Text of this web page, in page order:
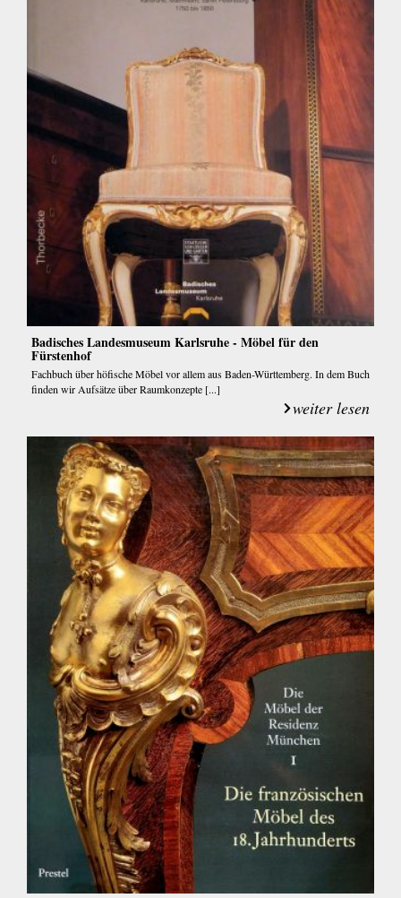
Badisches Landesmuseum Karlsruhe - Möbel für den
Fürstenhof
Fachbuch über höfische Möbel vor allem aus Baden-Württemberg. In dem Buch
finden wir Aufsätze über Raumkonzepte [...]
weiter lesen